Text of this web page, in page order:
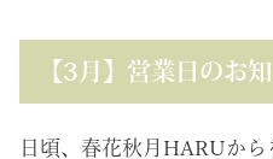
【3月】営業日のお
日頃、春花秋月HARUか